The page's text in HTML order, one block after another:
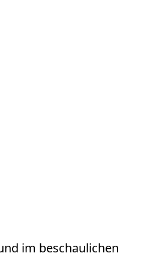
im beschaulichen